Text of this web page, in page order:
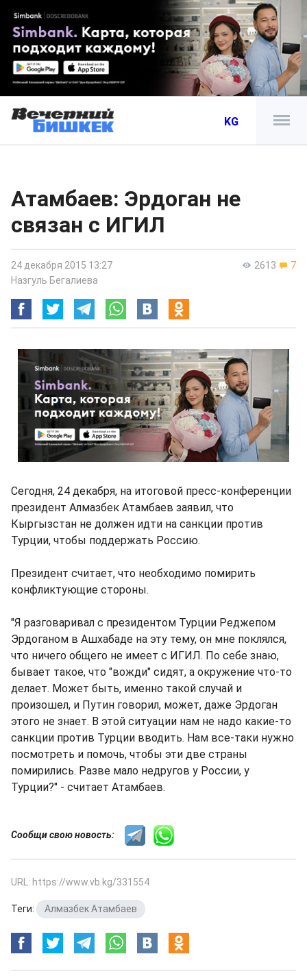
KG
Атамбаев: Эрдоган не
связан с ИГИЛ
2613 7
24 декабря 2015 13:27
Назгуль Бегалиева
Сегодня, 24 декабря, на итоговой пресс-конференции
президент Алмазбек Атамбаев заявил, что
Кыргызстан не должен идти на санкции против
Турции, чтобы поддержать Россию.
Президент считает, что необходимо помирить
конфликтующие стороны.
"Я разговаривал с президентом Турции Реджепом
Эрдоганом в Ашхабаде на эту тему, он мне поклялся,
что ничего общего не имеет с ИГИЛ. По себе знаю,
бывает такое, что "вожди" сидят, а окружение что-то
делает. Может быть, именно такой случай и
произошел, и Путин говорил, может, даже Эрдоган
этого не знает. В этой ситуации нам не надо какие-то
санкции против Турции вводить. Нам все-таки нужно
посмотреть и помочь, чтобы эти две страны
помирились. Разве мало недругов у России, у
Турции?" - считает Атамбаев.
Сообщи свою новость:
URL: https://www.vb.kg/331554
Теги: Алмазбек Атамбаев